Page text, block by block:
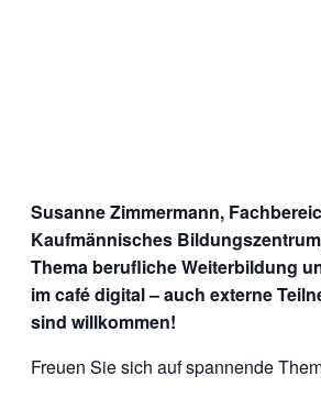
Susanne Zimmermann,
Kaufmännisches
Thema berufliche Weiterbildung
im café digital – auch externe
sind willkommen!
Freuen Sie sich auf spannende